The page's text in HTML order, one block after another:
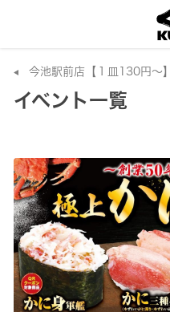
今池駅前店【１皿130円～】
イベント一覧